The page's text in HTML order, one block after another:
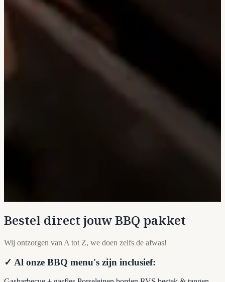
Bestel direct jouw BBQ pakket
Wij ontzorgen van A tot Z, we doen zelfs de afwas!
✓ Al onze BBQ menu's zijn inclusief: